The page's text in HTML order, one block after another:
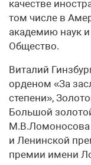
качестве
том числе в
академию наук
Общество.
Виталий
орденом «За
степени»,
Большой
М.В.Ломоносова
и Ленинской
премии имени